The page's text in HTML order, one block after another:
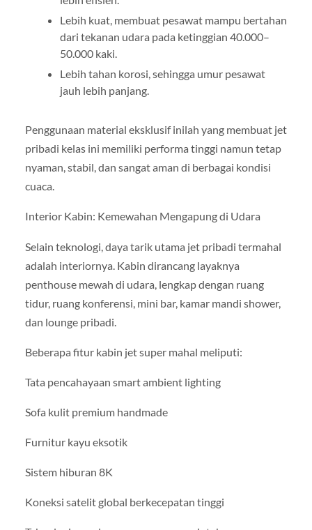
Lebih kuat, membuat pesawat mampu bertahan
dari tekanan udara pada ketinggian 40.000–
50.000 kaki.
Lebih tahan korosi, sehingga umur pesawat
jauh lebih panjang.
Penggunaan material eksklusif inilah yang membuat jet
pribadi kelas ini memiliki performa tinggi namun tetap
nyaman, stabil, dan sangat aman di berbagai kondisi
cuaca.
Interior Kabin: Kemewahan Mengapung di Udara
Selain teknologi, daya tarik utama jet pribadi termahal
adalah interiornya. Kabin dirancang layaknya
penthouse mewah di udara, lengkap dengan ruang
tidur, ruang konferensi, mini bar, kamar mandi shower,
dan lounge pribadi.
Beberapa fitur kabin jet super mahal meliputi:
Tata pencahayaan smart ambient lighting
Sofa kulit premium handmade
Furnitur kayu eksotik
Sistem hiburan 8K
Koneksi satelit global berkecepatan tinggi